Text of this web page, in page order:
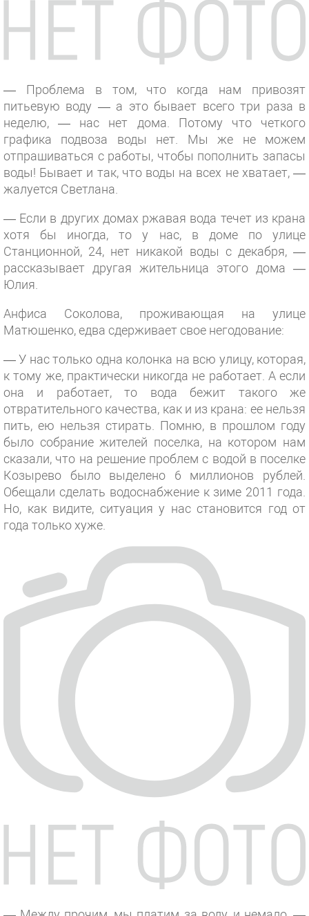
— Проблема в том, что когда нам привозят
питьевую воду — а это бывает всего три раза в
неделю, — нас нет дома. Потому что четкого
графика подвоза воды нет. Мы же не можем
отпрашиваться с работы, чтобы пополнить запасы
воды! Бывает и так, что воды на всех не хватает, —
жалуется Светлана.
— Если в других домах ржавая вода течет из крана
хотя бы иногда, то у нас, в доме по улице
Станционной, 24, нет никакой воды с декабря, —
рассказывает другая жительница этого дома —
Юлия.
Анфиса Соколова, проживающая на улице
Матюшенко, едва сдерживает свое негодование:
— У нас только одна колонка на всю улицу, которая,
к тому же, практически никогда не работает. А если
она и работает, то вода бежит такого же
отвратительного качества, как и из крана: ее нельзя
пить, ею нельзя стирать. Помню, в прошлом году
было собрание жителей поселка, на котором нам
сказали, что на решение проблем с водой в поселке
Козырево было выделено 6 миллионов рублей.
Обещали сделать водоснабжение к зиме 2011 года.
Но, как видите, ситуация у нас становится год от
года только хуже.